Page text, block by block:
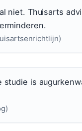
niet. Thuisarts
studie is